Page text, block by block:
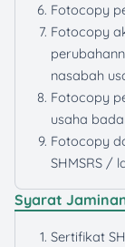
Fotocopy
Fotocopy
nasabah
Fotocopy
usaha
Fotocopy
SHMSRS /
Syarat
Sertifikat